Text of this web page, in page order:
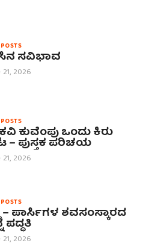
ಸವಿಭಾವ
2026
ಕುವೆಂಪು ಒಂದು ಕಿರು
ಪುಸ್ತಕ ಪರಿಚಯ
2026
– ಪಾರ್ಸಿಗಳ ಶವಸಂಸ್ಕಾರದ
ಪದ್ಧತಿ
2026